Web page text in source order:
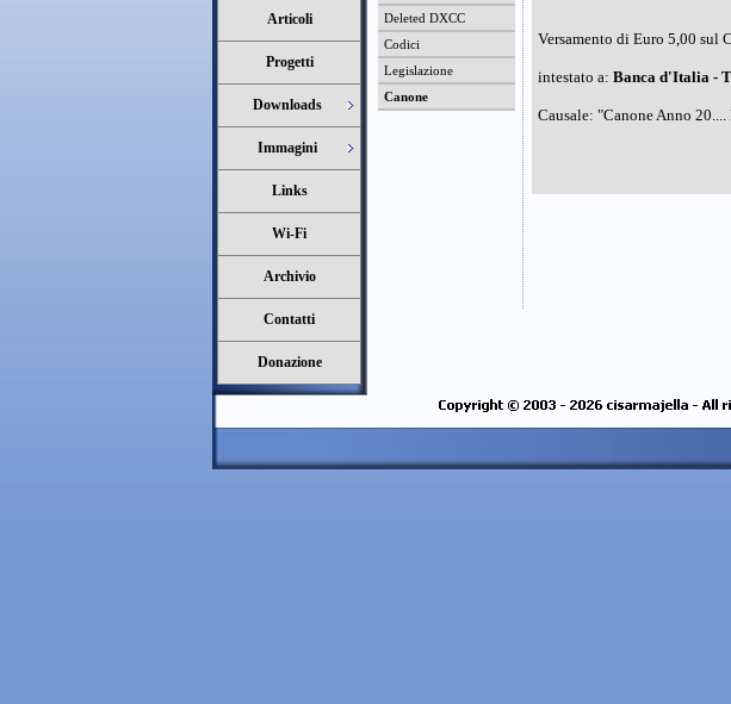
Articoli
Progetti
Downloads
Immagini
Links
Wi-Fi
Archivio
Contatti
Donazione
Versamento di Euro 5,00 sul
intestato a: Banca d'Italia -
Causale: "Canone Anno
Deleted DXCC
Codici
Legislazione
Canone